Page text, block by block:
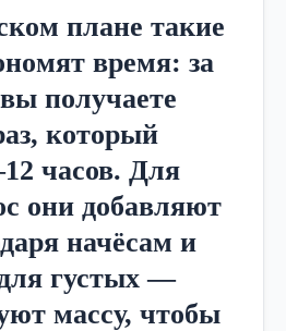
плане такие
время: за
получаете
который
часов. Для
они добавляют
начёсам и
густых —
массу, чтобы